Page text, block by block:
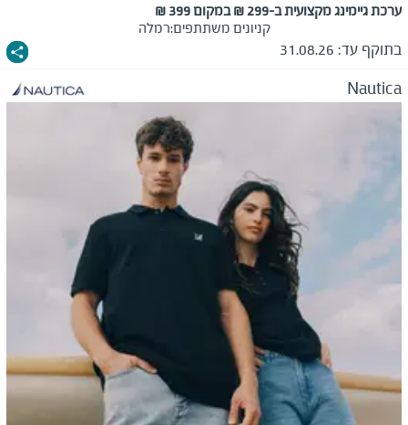
ערכת גיימינג מקצועית ב-299 ₪ במקום 399 ₪
קניונים משתתפים:רמלה
בתוקף עד: 31.08.26
Nautica